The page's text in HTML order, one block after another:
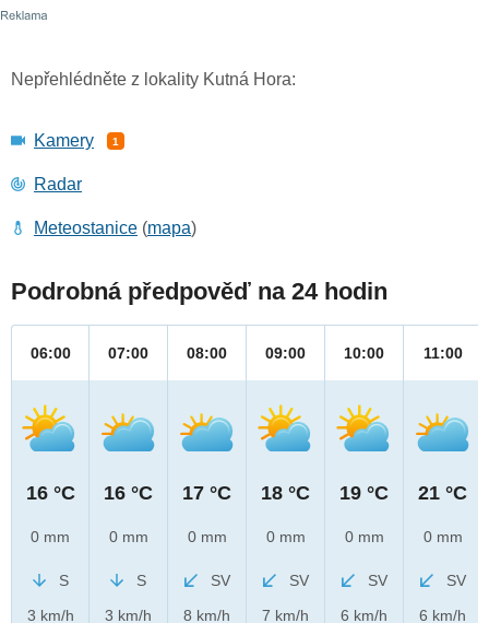
Nepřehlédněte z lokality Kutná Hora:
Kamery 1
Radar
Meteostanice (mapa)
Podrobná předpověď na 24 hodin
06:00
16 °C
0 mm
S
3 km/h
07:00
16 °C
0 mm
S
3 km/h
08:00
17 °C
0 mm
SV
8 km/h
09:00
18 °C
0 mm
SV
7 km/h
10:00
19 °C
0 mm
SV
6 km/h
11:00
21 °C
0 mm
SV
6 km/h